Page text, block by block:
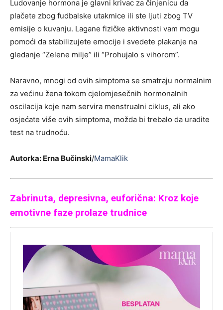
Ludovanje hormona je glavni krivac za činjenicu da
plačete zbog fudbalske utakmice ili ste ljuti zbog TV
emisije o kuvanju. Lagane fizičke aktivnosti vam mogu
pomoći da stabilizujete emocije i svedete plakanje na
gledanje “Zelene milje” ili “Prohujalo s vihorom”.
Naravno, mnogi od ovih simptoma se smatraju normalnim
za većinu žena tokom cjelomjesečnih hormonalnih
oscilacija koje nam servira menstrualni ciklus, ali ako
osjećate više ovih simptoma, možda bi trebalo da uradite
test na trudnoću.
Autorka: Erna Bučinski/MamaKlik
Zabrinuta, depresivna, euforična: Kroz koje
emotivne faze prolaze trudnice